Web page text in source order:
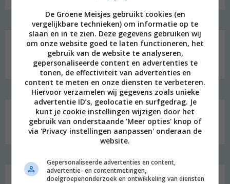
Social media
Zoeken
naar:
De Groene Meisjes gebruikt cookies (en
vergelijkbare technieken) om informatie op te
slaan en in te zien. Deze gegevens gebruiken wij
om onze website goed te laten functioneren, het
gebruik van de website te analyseren,
gepersonaliseerde content en advertenties te
tonen, de effectiviteit van advertenties en
content te meten en onze diensten te verbeteren.
Hiervoor verzamelen wij gegevens zoals unieke
advertentie ID’s, geolocatie en surfgedrag. Je
kunt je cookie instellingen wijzigen door het
gebruik van onderstaande 'Meer opties' knop of
via 'Privacy instellingen aanpassen' onderaan de
website.
Gepersonaliseerde advertenties en content,
advertentie- en contentmetingen,
doelgroepenonderzoek en ontwikkeling van diensten